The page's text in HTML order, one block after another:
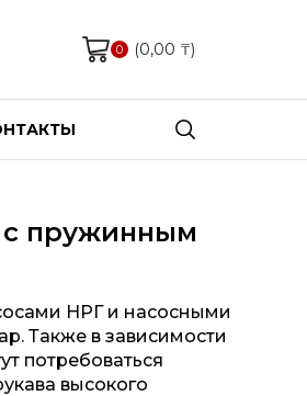
0 (0,00 ₸)
с пружинным
НРГ и насосными
Также в зависимости
потребоваться
высокого